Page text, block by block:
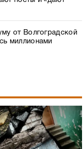
от Волгоградской
миллионами